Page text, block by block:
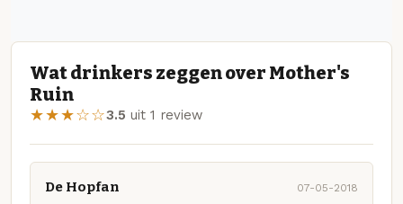
Wat drinkers zeggen over Mother's
Ruin
★★★☆☆3.5 uit 1 review
De Hopfan 07-05-2018